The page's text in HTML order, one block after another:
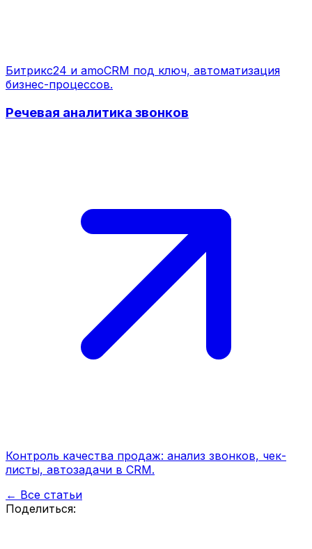
Битрикс24 и amoCRM под ключ, автоматизация
бизнес-процессов.
Речевая аналитика звонков
Контроль качества продаж: анализ звонков, чек-
листы, автозадачи в CRM.
← Все статьи
Поделиться: